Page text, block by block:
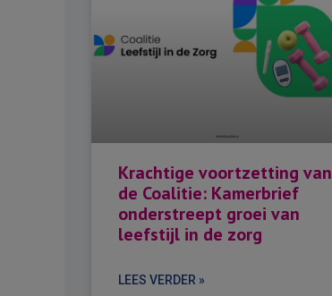
Krachtige voortzetting van
de Coalitie: Kamerbrief
onderstreept groei van
leefstijl in de zorg
LEES VERDER »